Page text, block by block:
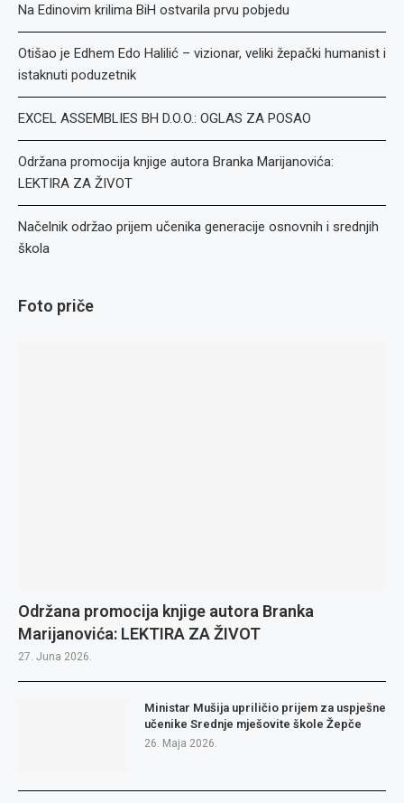
Na Edinovim krilima BiH ostvarila prvu pobjedu
Otišao je Edhem Edo Halilić – vizionar, veliki žepački humanist i
istaknuti poduzetnik
EXCEL ASSEMBLIES BH D.O.O.: OGLAS ZA POSAO
Održana promocija knjige autora Branka Marijanovića:
LEKTIRA ZA ŽIVOT
Načelnik održao prijem učenika generacije osnovnih i srednjih
škola
Foto priče
Održana promocija knjige autora Branka
Marijanovića: LEKTIRA ZA ŽIVOT
27. Juna 2026.
Ministar Mušija upriličio prijem za uspješne
učenike Srednje mješovite škole Žepče
26. Maja 2026.